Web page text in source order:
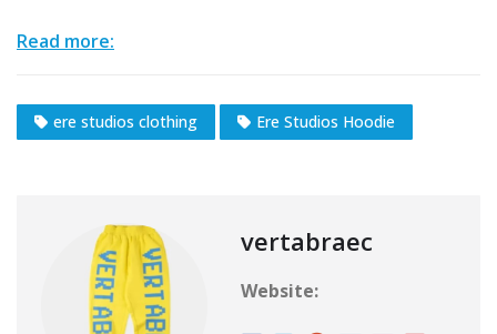
Read more:
ere studios clothing Ere Studios Hoodie
vertabraec
Website: